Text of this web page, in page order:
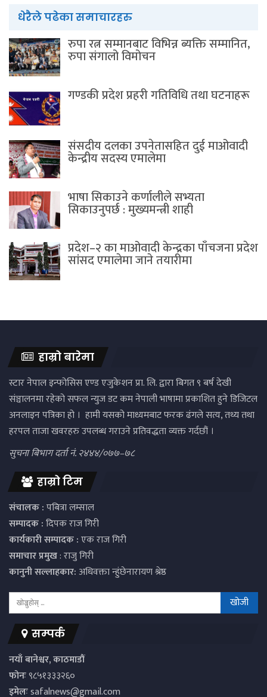
धेरैले पढेका समाचारहरु
रुपा रत्न सम्मानबाट विभिन्न ब्यक्ति सम्मानित,
रुपा संगालो विमोचन
गण्डकी प्रदेश प्रहरी गतिविधि तथा घटनाहरू
संसदीय दलका उपनेतासहित दुई माओवादी
केन्द्रीय सदस्य एमालेमा
भाषा सिकाउने कर्णालीले सभ्यता
सिकाउनुपर्छ : मुख्यमन्त्री शाही
प्रदेश–२ का माओवादी केन्द्रका पाँचजना प्रदेश
सांसद एमालेमा जाने तयारीमा
हाम्रो बारेमा
स्टार नेपाल इन्फोसिस एण्ड एजुकेशन प्रा. लि. द्वारा बिगत ९ बर्ष देखी
संञ्चालनमा रहेको सफल न्युज डट कम नेपाली भाषामा प्रकाशित हुने डिजिटल
अनलाइन पत्रिका हो । हामी यसको माध्यमबाट फरक ढंगले सत्य, तथ्य तथा
हरपल ताजा खवरहरु उपलब्ध गराउने प्रतिवद्धता व्यक्त गर्दछौं ।
सुचना बिभाग दर्ता नं. २४४४/०७७–७८
हाम्रो टिम
संचालक :पबित्रा लम्साल
सम्पादक :दिपक राज गिरी
कार्यकारी सम्पादक :एक राज गिरी
समाचार प्रमुख: राजु गिरी
कानुनी सल्लाहकार:अधिवक्ता न्हुंछेनारायण श्रेष्ठ
सम्पर्क
नयाँ बानेश्वर, काठमाडौं
फोनः९८५१३३३२६०
इमेलःsafalnews@gmail.com